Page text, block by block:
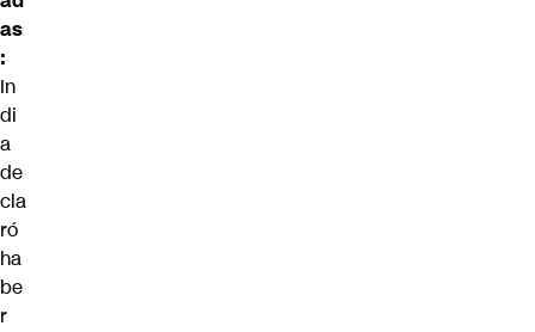
as
:
In
di
a
de
cla
ró
ha
be
r